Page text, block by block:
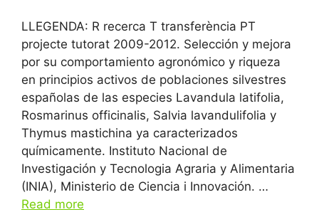
LLEGENDA: R recerca T transferència PT
projecte tutorat 2009-2012. Selección y mejora
por su comportamiento agronómico y riqueza
en principios activos de poblaciones silvestres
españolas de las especies Lavandula latifolia,
Rosmarinus officinalis, Salvia lavandulifolia y
Thymus mastichina ya caracterizados
químicamente. Instituto Nacional de
Investigación y Tecnologia Agraria y Alimentaria
(INIA), Ministerio de Ciencia i Innovación. …
Read more